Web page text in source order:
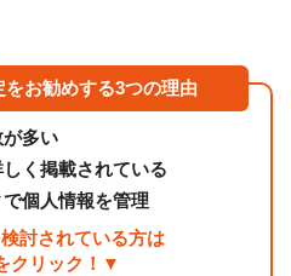
お勧めする3つの理由
多い
く掲載されている
個人情報を管理
討されている方は
クリック！▼